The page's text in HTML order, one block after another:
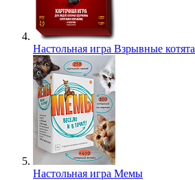
Настольная игра Взрывные котята
Настольная игра Мемы